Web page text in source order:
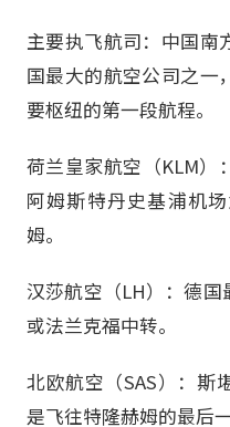
主要执飞航司：中国南
国最大的航空公司之一
要枢纽的第一段航程。
荷兰皇家航空（KLM）
阿姆斯特丹史基浦机
姆。
汉莎航空（LH）：德
或法兰克福中转。
北欧航空（SAS）：斯
是飞往特隆赫姆的最后